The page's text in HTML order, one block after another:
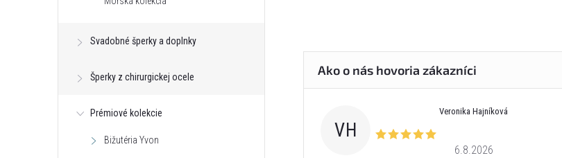
Svadobné šperky a doplnky
Šperky z chirurgickej ocele
Prémiové kolekcie
Bižutéria Yvon VH
Veronika Hajníková
6.8.2026